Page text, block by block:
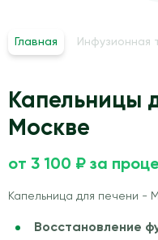
Главная Инфузионная
Капельницы
Москве
от 3 100 ₽ за
Капельница для печени -
Восстановление